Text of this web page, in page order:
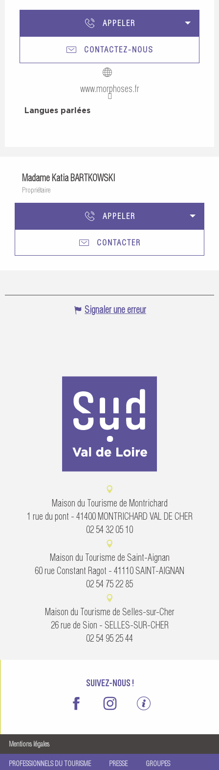
APPELER
CONTACTEZ-NOUS
www.morphoses.fr
Langues parlées
Langues parlées
Madame Katia BARTKOWSKI
Propriétaire
APPELER
CONTACTER
Signaler une erreur
Maison du Tourisme de Montrichard
1 rue du pont - 41400 MONTRICHARD VAL DE CHER
02 54 32 05 10
Maison du Tourisme de Saint-Aignan
60 rue Constant Ragot - 41110 SAINT-AIGNAN
02 54 75 22 85
Maison du Tourisme de Selles-sur-Cher
26 rue de Sion - SELLES-SUR-CHER
02 54 95 25 44
SUIVEZ-NOUS !
Mentions légales
PROFESSIONNELS DU TOURISME PRESSE GROUPES